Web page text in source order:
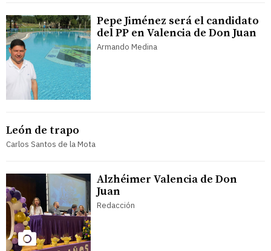
Pepe Jiménez será el candidato
del PP en Valencia de Don Juan
Armando Medina
León de trapo
Carlos Santos de la Mota
Alzhéimer Valencia de Don
Juan
Redacción